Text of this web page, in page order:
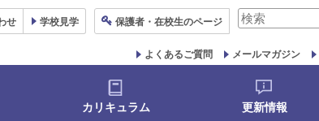
せ 学校見学 保護者 ・在校生のページ
検
対
象:
よくあるご質問 メールマガジン
カリキュラム 更新情報